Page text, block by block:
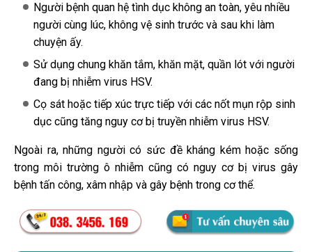
Người bệnh quan hệ tình dục không an toàn, yêu nhiều
người cùng lúc, không vệ sinh trước và sau khi làm
chuyện ấy.
Sử dụng chung khăn tắm, khăn mặt, quần lót với người
đang bị nhiễm virus HSV.
Cọ sát hoặc tiếp xúc trực tiếp với các nốt mụn rộp sinh
dục cũng tăng nguy cơ bị truyền nhiễm virus HSV.
Ngoài ra, những người có sức đề kháng kém hoặc sống
trong môi trường ô nhiễm cũng có nguy cơ bị virus gây
bệnh tấn công, xâm nhập và gây bệnh trong cơ thể.